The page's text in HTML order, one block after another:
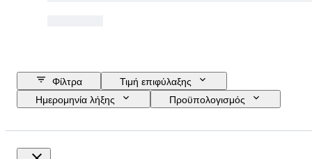
Φίλτρα
Τιμή επιφύλαξης
Ημερομηνία λήξης
Προϋπολογισμός
Έξτρα